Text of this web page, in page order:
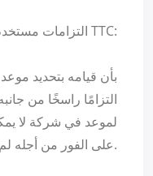
التزامات مستخدم خدمة TTC:
التزامًا راسخًا من
لموعد في شركة لا
على الفور من أجله لم يعد متوفرا.